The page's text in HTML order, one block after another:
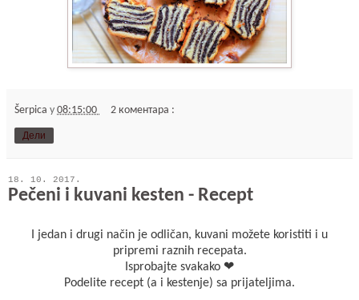
Šerpica у 08:15:00 2 коментара :
Дели
18. 10. 2017.
Pečeni i kuvani kesten - Recept
I jedan i drugi način je odličan, kuvani možete koristiti i u
pripremi raznih recepata.
Isprobajte svakako ❤
Podelite recept (a i kestenje) sa prijateljima.